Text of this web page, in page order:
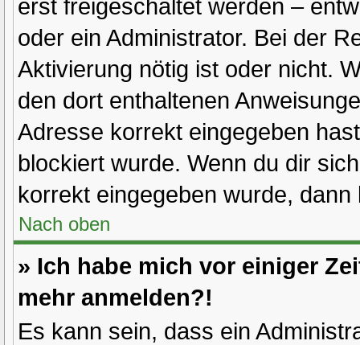
erst freigeschaltet werden –
oder ein Administrator. Bei der
Aktivierung nötig ist oder nicht.
den dort enthaltenen
Adresse korrekt eingegeben
blockiert wurde. Wenn du dir
korrekt eingegeben wurde,
Nach oben
» Ich habe mich vor einiger
mehr anmelden?!
Es kann sein, dass ein